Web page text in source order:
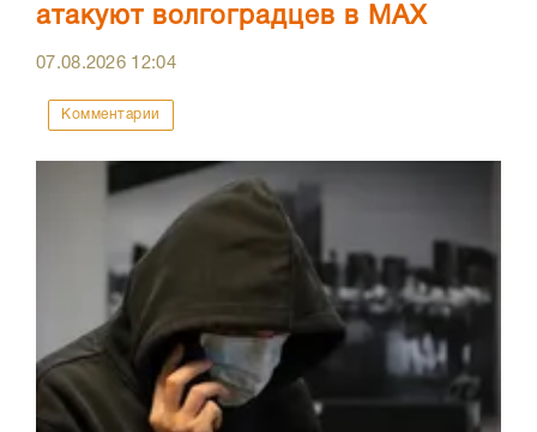
атакуют волгоградцев в МАХ
07.08.2026 12:04
Комментарии